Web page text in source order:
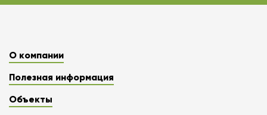
О компании
Полезная информация
Объекты